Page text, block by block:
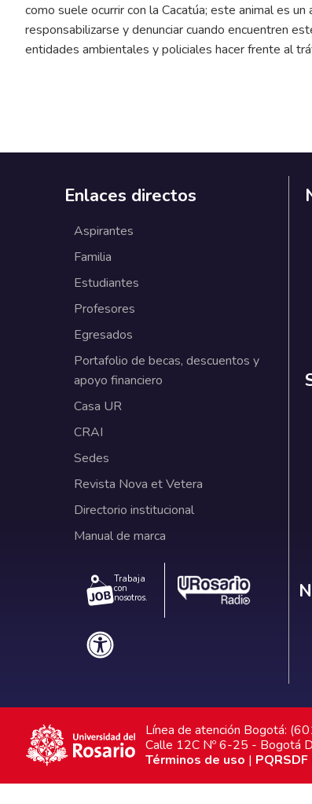
como suele ocurrir con la Cacatúa; este animal es
responsabilizarse y denunciar cuando encuentren
entidades ambientales y policiales hacer frente al
Enlaces directos
Aspirantes
Familia
Estudiantes
Profesores
Egresados
Portafolio de becas, descuentos y
apoyo financiero
Casa UR
CRAI
Sedes
Revista Nova et Vetera
Directorio institucional
Manual de marca
Trabaja
con
nosotros.
Línea de atención Bogotá:
Calle 12C Nº 6-25 - Bogotá
Términos de uso |